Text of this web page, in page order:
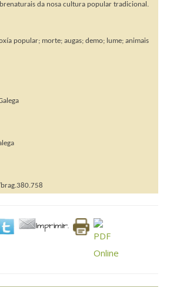
da nosa cultura popular tradicional.
popular; morte; augas; demo; lume; animais
Imprimir.